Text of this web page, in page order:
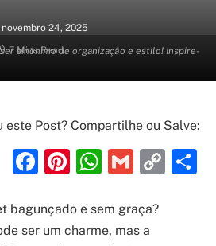
sinônimo de organização e estilo! Inspire-
novembro 24, 2025
7 Mins Read
este Post? Compartilhe ou Salve:
Facebook
Pinterest
Gmail
bagunçado e sem graça?
ser um charme, mas a